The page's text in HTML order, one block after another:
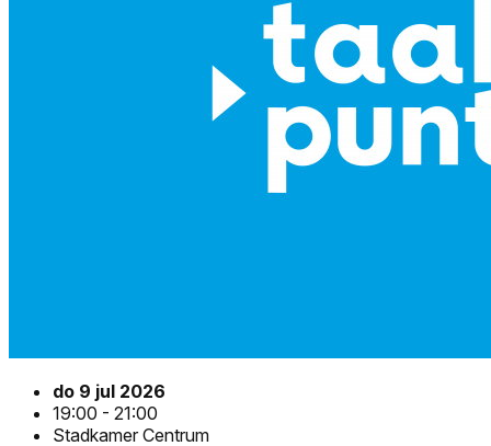
do 9 jul 2026
19:00 - 21:00
Stadkamer Centrum